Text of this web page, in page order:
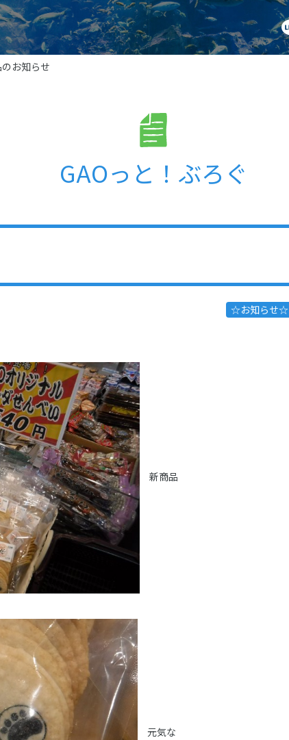
お知らせ
GAOっと！ぶろぐ
☆お知らせ☆
新商品
元気な